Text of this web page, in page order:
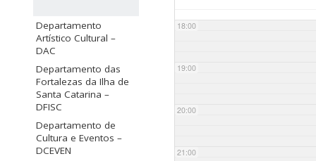
Departamento
Artístico Cultural –
DAC
Departamento das
Fortalezas da Ilha de
Santa Catarina –
DFISC
Departamento de
Cultura e Eventos –
DCEVEN
18:00
19:00
20:00
21:00